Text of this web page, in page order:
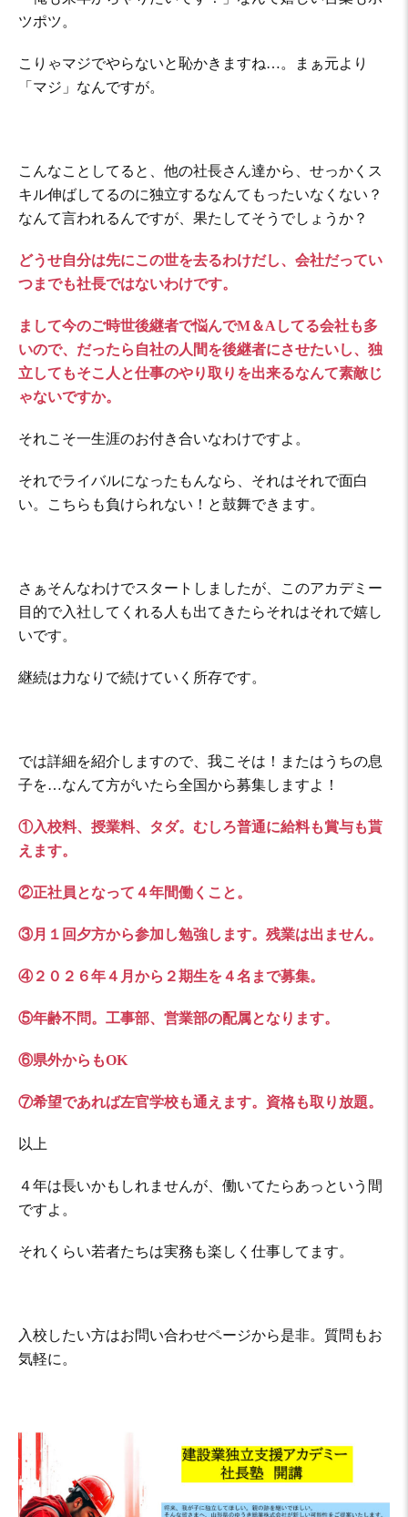
ツポツ。
こりゃマジでやらないと恥かきますね…。まぁ元より
「マジ」なんですが。
こんなことしてると、他の社長さん達から、せっかくス
キル伸ばしてるのに独立するなんてもったいなくない？
なんて言われるんですが、果たしてそうでしょうか？
どうせ自分は先にこの世を去るわけだし、会社だってい
つまでも社長ではないわけです。
まして今のご時世後継者で悩んでM＆Aしてる会社も多
いので、だったら自社の人間を後継者にさせたいし、独
立してもそこ人と仕事のやり取りを出来るなんて素敵じ
ゃないですか。
それこそ一生涯のお付き合いなわけですよ。
それでライバルになったもんなら、それはそれで面白
い。こちらも負けられない！と鼓舞できます。
さぁそんなわけでスタートしましたが、このアカデミー
目的で入社してくれる人も出てきたらそれはそれで嬉し
いです。
継続は力なりで続けていく所存です。
では詳細を紹介しますので、我こそは！またはうちの息
子を…なんて方がいたら全国から募集しますよ！
①入校料、授業料、タダ。むしろ普通に給料も賞与も貰
えます。
②正社員となって４年間働くこと。
③月１回夕方から参加し勉強します。残業は出ません。
④２０２６年４月から２期生を４名まで募集。
⑤年齢不問。工事部、営業部の配属となります。
⑥県外からもOK
⑦希望であれば左官学校も通えます。資格も取り放題。
以上
４年は長いかもしれませんが、働いてたらあっという間
ですよ。
それくらい若者たちは実務も楽しく仕事してます。
入校したい方はお問い合わせページから是非。質問もお
気軽に。